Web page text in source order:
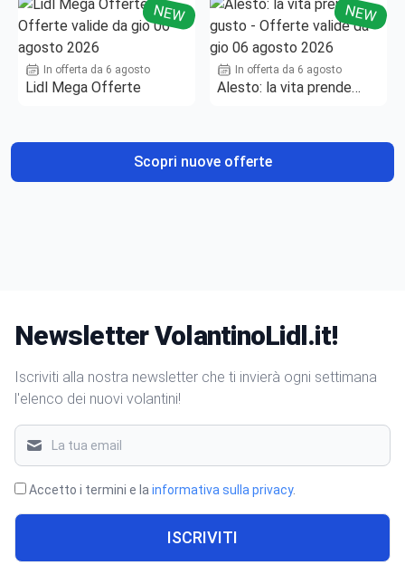
NEW
In offerta da 6 agosto
Lidl Mega Offerte
NEW
In offerta da 6 agosto
Alesto: la vita prende
Scopri nuove offerte
Newsletter VolantinoLidl.it!
Iscriviti alla nostra newsletter che ti invierà ogni settimana
l'elenco dei nuovi volantini!
Accetto i termini e la informativa sulla privacy.
ISCRIVITI